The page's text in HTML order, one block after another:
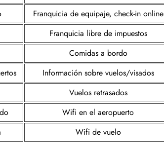
Franquicia de equipaje, check-in online
Franquicia libre de impuestos
Comidas a bordo
Información sobre vuelos/visados
Vuelos retrasados
Wifi en el aeropuerto
Wifi de vuelo